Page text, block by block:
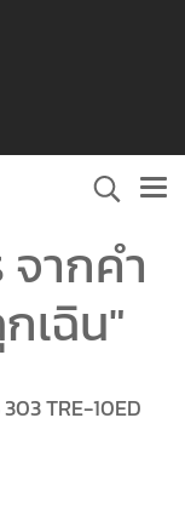
ากคำ
เฉิน"
TRE-10ED